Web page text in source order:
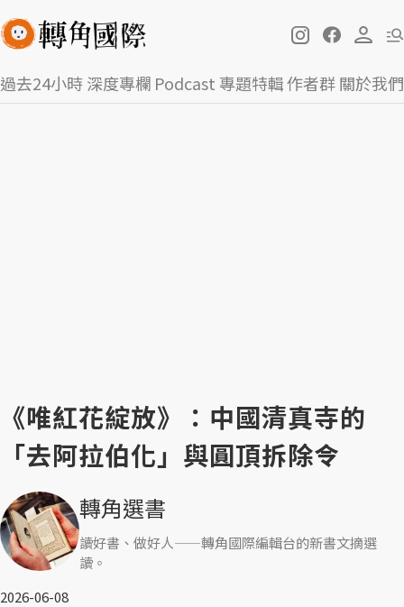
過去24小時深度專欄 Podcast 專題特輯作者群關於我們
《唯紅花綻放》：中國清真寺的
「去阿拉伯化」與圓頂拆除令
轉角選書
讀好書、做好人——轉角國際編輯台的新書文摘選
讀。
2026-06-08